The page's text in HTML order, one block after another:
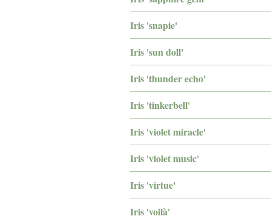
Iris 'snapie'
Iris 'sun doll'
Iris 'thunder echo'
Iris 'tinkerbell'
Iris 'violet miracle'
Iris 'violet music'
Iris 'virtue'
Iris 'voilà'